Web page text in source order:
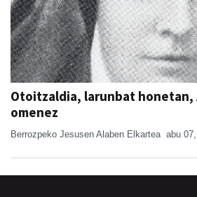
Otoitzaldia, larunbat honetan,
omenez
Berrozpeko Jesusen Alaben Elkartea abu